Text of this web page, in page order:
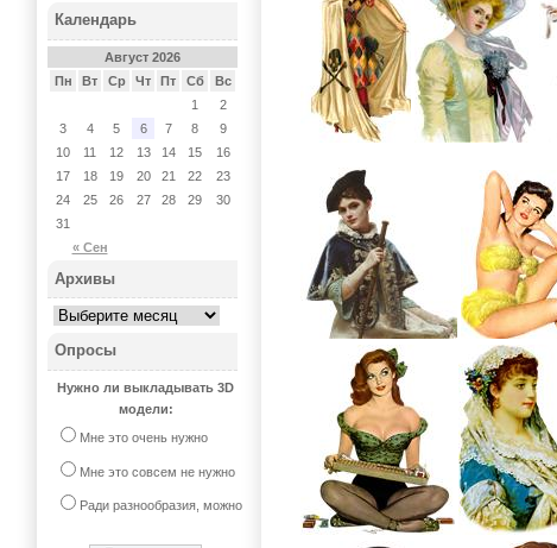
Календарь
Август 2026
Пн
Вт Ср Чт Пт Сб Вс
« Сен
1
2
3
4 5 6 7 8
9
10
11 12 13 14 15
16
17
18 19 20 21 22
23
24
25 26 27 28 29
30
31
Архивы
Опросы
Нужно ли выкладывать 3D
модели:
Мне это очень нужно
Мне это совсем не нужно
Ради разнообразия, можно